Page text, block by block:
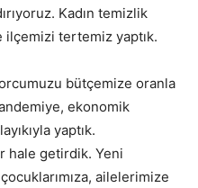
Kadın temizlik
ilçemizi tertemiz yaptık.
bütçemize oranla
ekonomik
yaptık.
hale getirdik. Yeni
ailelerimize